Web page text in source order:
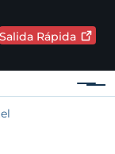
Salida Rápida
Menú